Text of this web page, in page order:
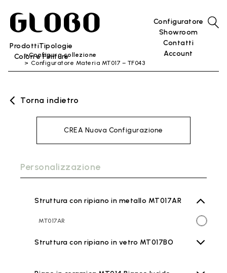
ProdottiTipologie
Colori e Finiture
Configuratore
Showroom
Contatti
Account
Configura collezione
Configuratore Materia MT017 – TF043
Torna indietro
CREA Nuova Configurazione
Personalizzazione
Struttura con ripiano in metallo MT017AR
MT017AR
Struttura con ripiano in vetro MT017BO